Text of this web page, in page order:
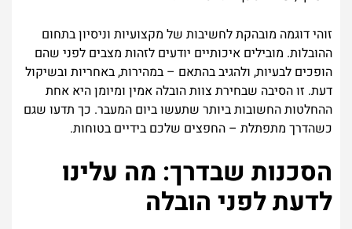
זוהי דוגמה מובהקת לחשיבות של מקצועיות וניסיון בתחום
ההובלות. מובילים איכותיים יודעים לזהות מצבים לפני שהם
הופכים לבעיות, ולהגיב בהתאם – במהירות, באחריות ובשיקול
דעת. זו הסיבה שבחירת צוות הובלה אמין ומיומן היא אחת
ההחלטות החשובות ביותר שתעשו ביום המעבר. כך תדעו שגם
כשהדרך מתפתלת – החפצים שלכם בידיים בטוחות.
הסכנות שבדרך: מה עלינו
לדעת לפני הובלה